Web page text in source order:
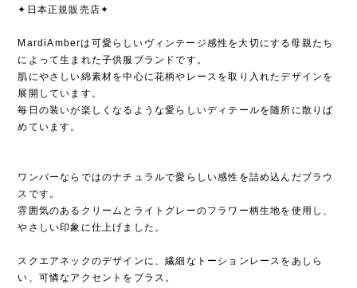
✦日本正規販売店✦
MardiAmberは可愛らしいヴィンテージ感性を大切にする母親たち
によって生まれた子供服ブランドです。
肌にやさしい綿素材を中心に花柄やレースを取り入れたデザインを
展開しています。
毎日の装いが楽しくなるような愛らしいディテールを随所に散りば
めています。
ワンバーならではのナチュラルで愛らしい感性を詰め込んだブラウ
スです。
雰囲気のあるクリームとライトグレーのフラワー柄生地を使用し、
やさしい印象に仕上げました。
スクエアネックのデザインに、繊細なトーションレースをあしら
い、可憐なアクセントをプラス。